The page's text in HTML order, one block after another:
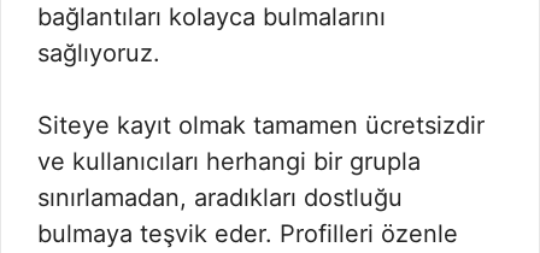
bağlantıları kolayca bulmalarını
sağlıyoruz.
Siteye kayıt olmak tamamen ücretsizdir
ve kullanıcıları herhangi bir grupla
sınırlamadan, aradıkları dostluğu
bulmaya teşvik eder. Profilleri özenle